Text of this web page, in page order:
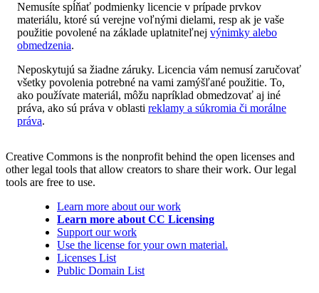
Nemusíte spĺňať podmienky licencie v prípade prvkov
materiálu, ktoré sú verejne voľnými dielami, resp ak je vaše
použitie povolené na základe uplatniteľnej výnimky alebo
obmedzenia.
Neposkytujú sa žiadne záruky. Licencia vám nemusí zaručovať
všetky povolenia potrebné na vami zamýšľané použitie. To,
ako používate materiál, môžu napríklad obmedzovať aj iné
práva, ako sú práva v oblasti reklamy a súkromia či morálne
práva.
Creative Commons is the nonprofit behind the open licenses and
other legal tools that allow creators to share their work. Our legal
tools are free to use.
Learn more about our work
Learn more about CC Licensing
Support our work
Use the license for your own material.
Licenses List
Public Domain List